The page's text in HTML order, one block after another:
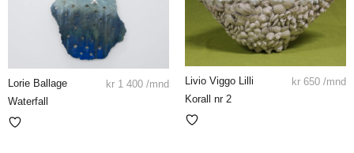
Lorie Ballage
Waterfall
kr 1 400 /mnd
Livio Viggo Lilli
Korall nr 2
kr 650 /mnd